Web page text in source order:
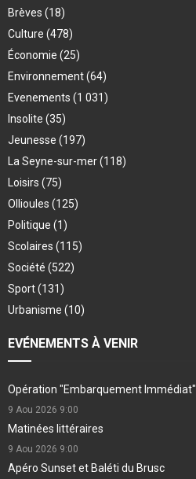
Brèves (18)
Culture (478)
Économie (25)
Environnement(64)
Evenements (1 031)
Insolite (35)
Jeunesse (197)
La Seyne-sur-mer(118)
Loisirs (75)
Ollioules (125)
Politique (1)
Scolaires (115)
Société (522)
Sport(131)
Urbanisme (10)
EVÉNEMENTS À VENIR
Opération "Embarquement Immédiat"
9 Aou 2026 9:00
Matinées littéraires
9 Aou 2026 9:00
Apéro Sunset et Baléti du Brusc